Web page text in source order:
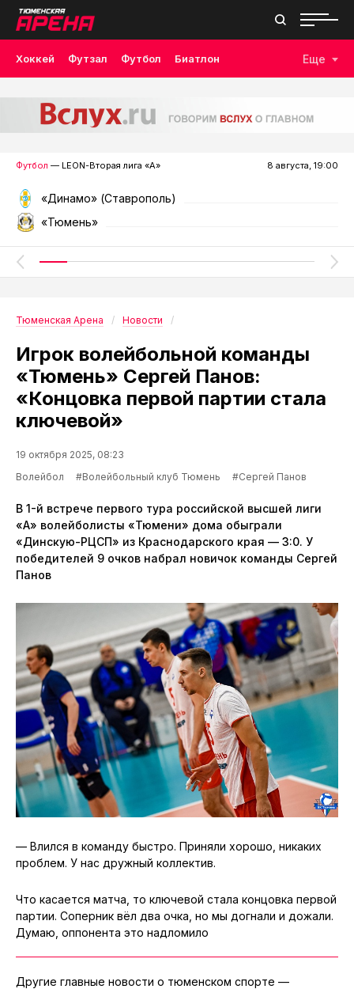
Хоккей Футзал Футбол Биатлон Еще
Футбол — LEON-Вторая лига «А» 8 августа, 19:00
«Динамо» (Ставрополь)
«Тюмень»
Тюменская Арена Новости
Игрок волейбольной команды
«Тюмень» Сергей Панов:
«Концовка первой партии стала
ключевой»
19 октября 2025, 08:23
Волейбол
#Волейбольный клуб Тюмень #Сергей Панов
В 1-й встрече первого тура российской высшей лиги
«А» волейболисты «Тюмени» дома обыграли
«Динскую-РЦСП» из Краснодарского края — 3:0. У
победителей 9 очков набрал новичок команды Сергей
Панов
— Влился в команду быстро. Приняли хорошо, никаких
проблем. У нас дружный коллектив.
Что касается матча, то ключевой стала концовка первой
партии. Соперник вёл два очка, но мы догнали и дожали.
Думаю, оппонента это надломило
Другие главные новости о тюменском спорте —